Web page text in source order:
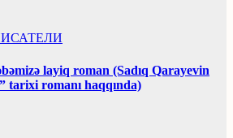
layiq roman (Sadıq Qarayevin
tarixi romanı haqqında)